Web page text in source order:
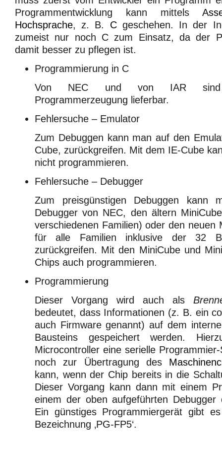
Programmentwicklung kann mittels
Hochsprache, z. B. Cgeschehen. In der
zumeist nur noch C zum Einsatz, da der
damit besser zu pflegen ist.
Programmierung in C
Von NEC und von IAR sind
Programmerzeugung lieferbar.
Fehlersuche – Emulator
Zum Debuggen kann man auf den
Cube, zurückgreifen. Mit dem IE-Cube
nicht programmieren.
Fehlersuche – Debugger
Zum preisgünstigen Debuggen kann
Debugger von NEC, den ältern
verschiedenen Familien) oder den neuen
für alle Familien inklusive der 32
zurückgreifen. Mit den MiniCube und
Chips auch programmieren.
Programmierung
Dieser Vorgang wird auch als
bedeutet, dass Informationen (z. B. ein
auch Firmware genannt) auf dem
Bausteins gespeichert werden.
Microcontroller eine serielle
noch zur Übertragung des
kann, wenn der Chip bereits in die
Dieser Vorgang kann dann mit einem
einem der oben aufgeführten Debugger
Ein günstiges Programmiergerät gibt
Bezeichnung ‚PG-FP5‘.